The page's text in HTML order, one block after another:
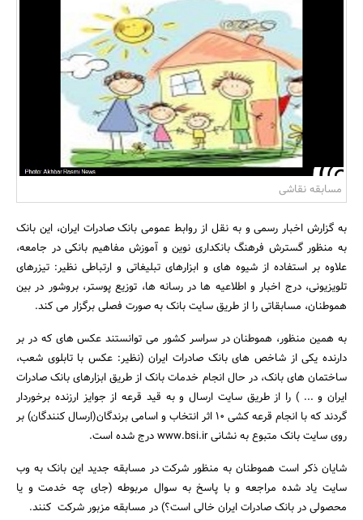
بانک، بیمه و سرمایه
مسکن و ساختمان
جستجو
مسابقه نقاشی
به گزارش اخبار رسمی و به نقل از روابط عمومی بانک صادرات ایران، این بانک
به منظور گسترش فرهنگ بانکداری نوین و آموزش مفاهیم بانکی در جامعه،
علاوه بر استفاده از شیوه های و ابزارهای تبلیغاتی و ارتباطی نظیر: تیزرهای
تلویزیونی، درج اخبار و اطلاعیه ها در رسانه ها، توزیع پوستر، بروشور در بین
هموطنان، مسابقاتی را از طریق سایت بانک به صورت فصلی برگزار می کند.
به همین منظور، هموطنان در سراسر کشور می توانستند عکس های که در بر
دارنده یکی از شاخص های بانک صادرات ایران (نظیر: عکس با تابلوی شعب،
ساختمان های بانک، در حال انجام خدمات بانک از طریق ابزارهای بانک صادرات
ایران و ... ) را از طریق سایت ارسال و به قید قرعه از جوایز ارزنده برخوردار
گردند که با انجام قرعه کشی 10 اثر انتخاب و اسامی برندگان(ارسال کنندگان) بر
روی سایت بانک متبوع به نشانی www.bsi.ir درج شده است.
شایان ذکر است هموطنان به منظور شرکت در مسابقه جدید این بانک به وب
سایت یاد شده مراجعه و با پاسخ به سوال مربوطه (جای چه خدمت و یا
محصولی در بانک صادرات ایران خالی است؟) در مسابقه مزبور شرکت کنند.